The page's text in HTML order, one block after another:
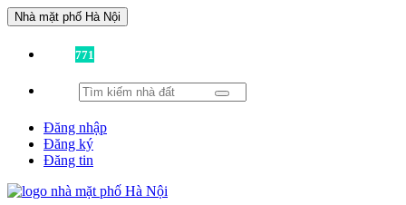
Nhà mặt phố Hà Nội
771
Đăng nhập
Đăng ký
Đăng tin